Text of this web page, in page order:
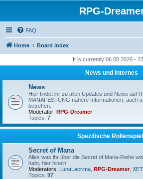
RPG-
FAQ
Home Board index
It is currently 06.08.2026 -
News und Internes
News
Hier findet ihr zu allen Updates und News auf
MANAFESTUNG nähere Informationen, auch
betreffen.
Moderator: RPG-Dreamer
Topics: 7
Spezifische
Secret of Mana
Alles was ihr über die Secret of Mana-Reihe
habt, hier hinein!
Moderators: LunaLacrima RPG-Dreamer,
Topics: 97